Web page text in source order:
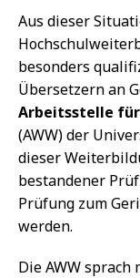
Aus dieser
besonders
Übersetzern an
Arbeitsstelle
(AWW) der
dieser
bestandener
Prüfung zum
werden.
Die AWW